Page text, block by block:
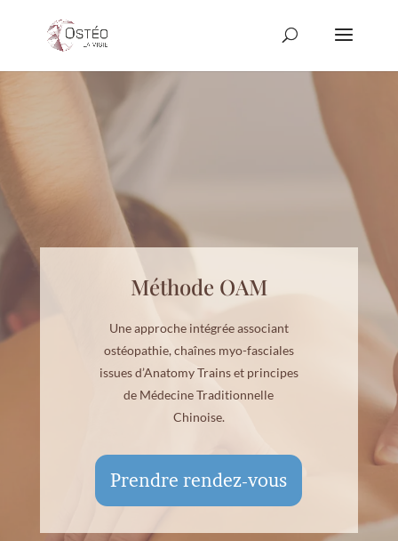
Méthode OAM
Une approche intégrée associant
ostéopathie, chaînes myo-fasciales
issues d’Anatomy Trains et principes
de Médecine Traditionnelle
Chinoise.
Prendre rendez-vous